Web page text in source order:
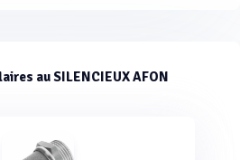
au SILENCIEUX AFON